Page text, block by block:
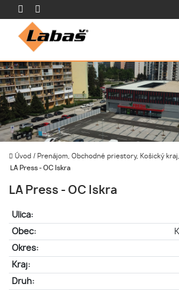
Úvod / Prenájom, Obchodné priestory, Košický
LA Press - OC Iskra
LA Press - OC Iskra
Ulica:
Obec:
Okres:
Kraj:
Druh: